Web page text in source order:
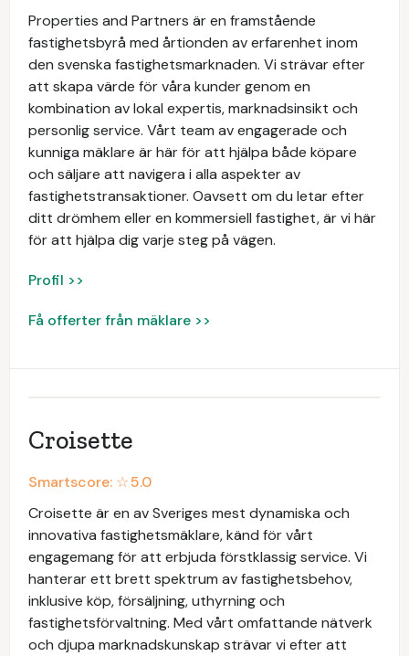
Properties and Partners är en framstående
fastighetsbyrå med årtionden av erfarenhet inom
den svenska fastighetsmarknaden. Vi strävar efter
att skapa värde för våra kunder genom en
kombination av lokal expertis, marknadsinsikt och
personlig service. Vårt team av engagerade och
kunniga mäklare är här för att hjälpa både köpare
och säljare att navigera i alla aspekter av
fastighetstransaktioner. Oavsett om du letar efter
ditt drömhem eller en kommersiell fastighet, är vi här
för att hjälpa dig varje steg på vägen.
Profil >>
Få offerter från mäklare >>
Croisette
Smartscore: ☆5.0
Croisette är en av Sveriges mest dynamiska och
innovativa fastighetsmäklare, känd för vårt
engagemang för att erbjuda förstklassig service. Vi
hanterar ett brett spektrum av fastighetsbehov,
inklusive köp, försäljning, uthyrning och
fastighetsförvaltning. Med vårt omfattande nätverk
och djupa marknadskunskap strävar vi efter att